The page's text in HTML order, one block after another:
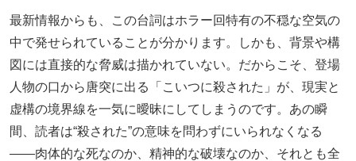
最新情報からも、この台詞はホラー回特有の不穏な空気の
中で発せられていることが分かります。しかも、背景や構
図には直接的な脅威は描かれていない。だからこそ、登場
人物の口から唐突に出る「こいつに殺された」が、現実と
虚構の境界線を一気に曖昧にしてしまうのです。あの瞬
間、読者は“殺された”の意味を問わずにいられなくなる
――肉体的な死なのか、精神的な破壊なのか、それとも全